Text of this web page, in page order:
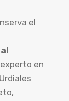
el
en